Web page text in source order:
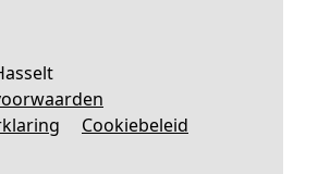
Cookiebeleid